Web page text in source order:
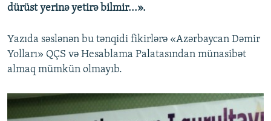
dürüst yerinə yetirə bilmir...».
Yazıda səslənən bu tənqidi fikirlərə «Azərbaycan Dəmir
Yolları» QÇS və Hesablama Palatasından münasibət
almaq mümkün olmayıb.